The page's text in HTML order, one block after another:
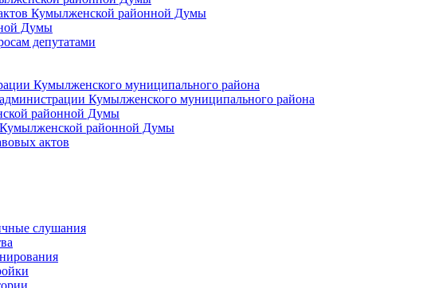
Кумылженской районной Думы
Думы
депутатами
Кумылженского муниципального района
Кумылженского муниципального района
районной Думы
районной Думы
актов
слушания